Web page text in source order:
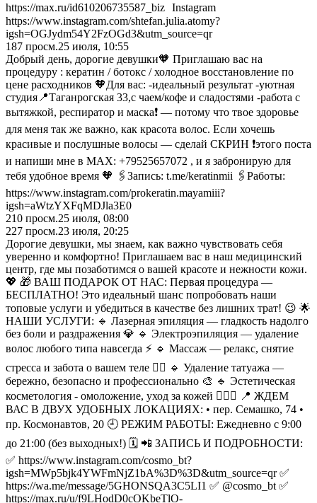
https://max.ru/id610206735587_biz Instagram
https://www.instagram.com/shtefan.julia.atomy?
igsh=OGJydm54Y2FzOGd3&utm_source=qr
187 просм.25 июля, 10:55
Добрый день, дорогие девушки🧡 Приглашаю вас на
процедуру : кератин / ботокс / холодное восстановление по
цене расходников 🧡Для вас: -идеальный результат -уютная
студия📍Таганрогская 33,с чаем/кофе и сладостями -работа с
вытяжкой, респиратор и маска❗️ — потому что твое здоровье
для меня так же важно, как красота волос. Если хочешь
красивые и послушные волосы — сделай СКРИН ❗️этого поста
и напиши мне в МАХ: +79525657072 , и я забронирую для
тебя удобное время 🧡 🖇️Запись: t.me/keratinmii 🖇️Работы:
https://www.instagram.com/prokeratin.mayamiii?
igsh=aWtzYXFqMDJla3E0
210 просм.25 июля, 08:00
227 просм.23 июля, 20:25
Дорогие девушки, мы знаем, как важно чувствовать себя
уверенно и комфортно! Приглашаем вас в наш медицинский
центр, где мы позаботимся о вашей красоте и нежности кожи.
💖 🎁 ВАШ ПОДАРОК ОТ НАС: Первая процедура —
БЕСПЛАТНО! Это идеальный шанс попробовать наши
топовые услуги и убедиться в качестве без лишних трат! 😉 🌟
НАШИ УСЛУГИ: 🔹 Лазерная эпиляция — гладкость надолго
без боли и раздражения 💎 🔹 Электроэпиляция — удаление
волос любого типа навсегда ⚡ 🔹 Массаж — релакс, снятие
стресса и забота о вашем теле 💆‍♀️ 🔹 Удаление татуажа —
бережно, безопасно и профессионально 🎨 🔹 Эстетическая
косметология - омоложение, уход за кожей 🧖🏻‍♀️ 📍 ЖДЕМ
ВАС В ДВУХ УДОБНЫХ ЛОКАЦИЯХ: • пер. Семашко, 74 •
пр. Космонавтов, 20 🕘 РЕЖИМ РАБОТЫ: Ежедневно с 9:00
до 21:00 (без выходных!) 🗓️ 📲 ЗАПИСЬ И ПОДРОБНОСТИ:
✅ https://www.instagram.com/cosmo_bt?
igsh=MWp5bjk4YWFmNjZ1bA%3D%3D&utm_source=qr ✅
https://wa.me/message/5GHONSQA3C5LI1 ✅ @cosmo_bt ✅
https://max.ru/u/f9LHodD0cOKbeTlO-